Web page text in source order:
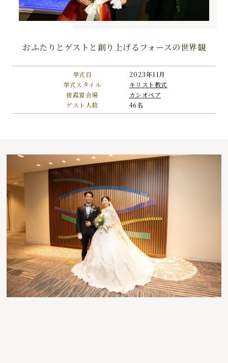
おふたりとゲストと創り上げるフォースの世界観
挙式日
2023年11月
挙式スタイル
キリスト教式
披露宴会場
カシオペア
ゲスト人数
46名